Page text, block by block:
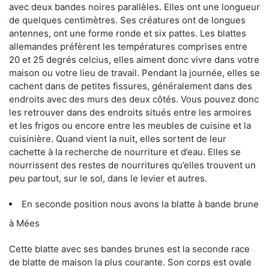
avec deux bandes noires parallèles. Elles ont une longueur
de quelques centimètres. Ses créatures ont de longues
antennes, ont une forme ronde et six pattes. Les blattes
allemandes préfèrent les températures comprises entre
20 et 25 degrés celcius, elles aiment donc vivre dans votre
maison ou votre lieu de travail. Pendant la journée, elles se
cachent dans de petites fissures, généralement dans des
endroits avec des murs des deux côtés. Vous pouvez donc
les retrouver dans des endroits situés entre les armoires
et les frigos ou encore entre les meubles de cuisine et la
cuisinière. Quand vient la nuit, elles sortent de leur
cachette à la recherche de nourriture et d’eau. Elles se
nourrissent des restes de nourritures qu’elles trouvent un
peu partout, sur le sol, dans le levier et autres.
En seconde position nous avons la blatte à bande brune
à Mées
Cette blatte avec ses bandes brunes est la seconde race
de blatte de maison la plus courante. Son corps est ovale